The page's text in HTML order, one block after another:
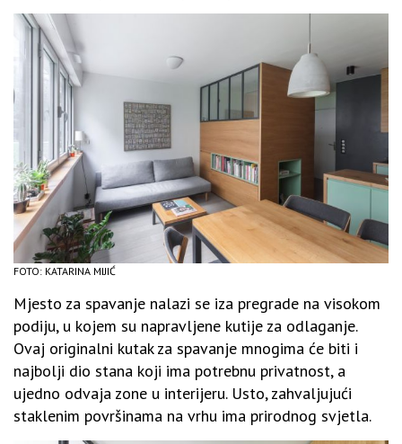
FOTO: KATARINA MIJIĆ
Mjesto za spavanje nalazi se iza pregrade na visokom
podiju, u kojem su napravljene kutije za odlaganje.
Ovaj originalni kutak za spavanje mnogima će biti i
najbolji dio stana koji ima potrebnu privatnost, a
ujedno odvaja zone u interijeru. Usto, zahvaljujući
staklenim površinama na vrhu ima prirodnog svjetla.